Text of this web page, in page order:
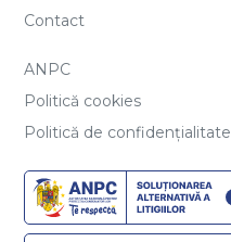
Contact
ANPC
Politică cookies
Politică de confidențialitate